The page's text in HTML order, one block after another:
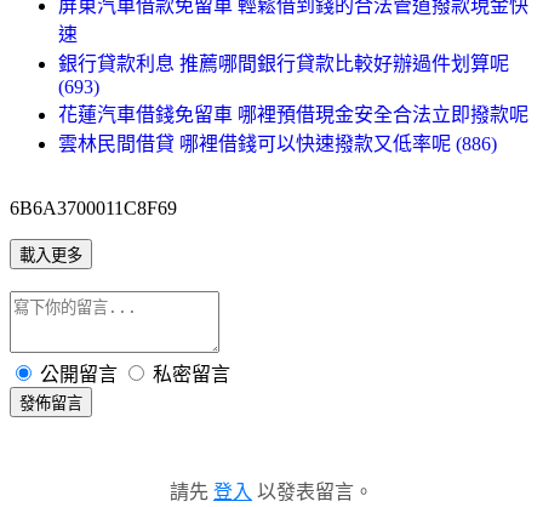
屏東汽車借款免留車 輕鬆借到錢的合法管道撥款現金快
速
銀行貸款利息 推薦哪間銀行貸款比較好辦過件划算呢
(693)
花蓮汽車借錢免留車 哪裡預借現金安全合法立即撥款呢
雲林民間借貸 哪裡借錢可以快速撥款又低率呢 (886)
6B6A3700011C8F69
載入更多
公開留言 私密留言
發佈留言
請先 登入 以發表留言。